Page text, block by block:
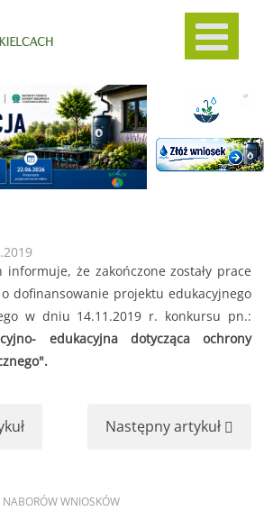
informuje, że zakończone zostały prace
dofinansowanie projektu edukacyjnego
w dniu 14.11.2019 r. konkursu pn.:
edukacyjna dotycząca ochrony
Następny artykuł
WNIOSKÓW